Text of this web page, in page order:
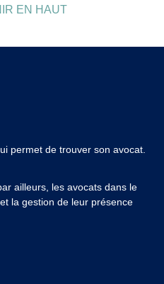
EN HAUT
permet de trouver son avocat.
ailleurs, les avocats dans le
la gestion de leur présence